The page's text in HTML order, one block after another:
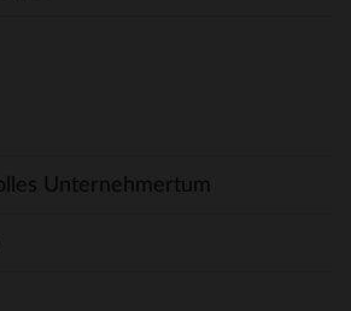
Unternehmertum